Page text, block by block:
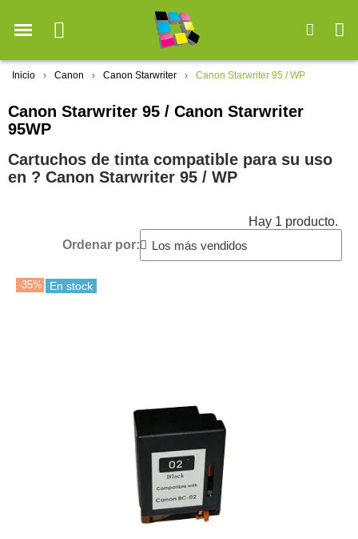
Inicio Canon Canon Starwriter Canon Starwriter 95 / WP
Canon Starwriter 95 / Canon Starwriter
95WP
Cartuchos de tinta compatible para su uso
en ?️ Canon Starwriter 95 / WP
Hay 1 producto.
Ordenar por:
-35% En stock